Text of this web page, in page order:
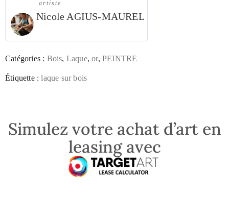
artiste
Nicole AGIUS-MAUREL
Catégories : Bois, Laque,or,PEINTRE
Étiquette :laque sur bois
Simulez votre achat d’art en
leasing avec